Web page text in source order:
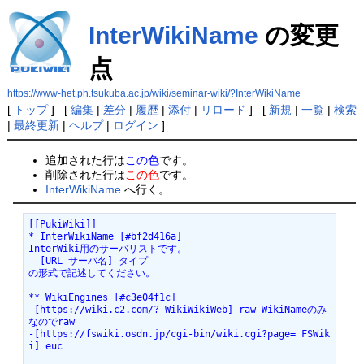
InterWikiName の変更
点
https://www-het.ph.tsukuba.ac.jp/wiki/seminar-wiki/?InterWikiName
[ トップ] [ 編集| 差分| 履歴| 添付| リロード ] [ 新規 | 一覧| 検索
| 最終更新| ヘルプ| ログイン ]
追加された行はこの色です。
削除された行はこの色です。
InterWikiName へ行く。
[[PukiWiki]]
* InterWikiName [#bf2d416a]
InterWiki用のサーバリストです。
の形式で記述してください。
** WikiEngines [#c3e04f1c]
-[https://wiki.c2.com/? WikiWikiWeb] raw WikiNameのみ
なのでraw
-[https://fswiki.osdn.jp/cgi-bin/wiki.cgi?page= FSWik
i] euc